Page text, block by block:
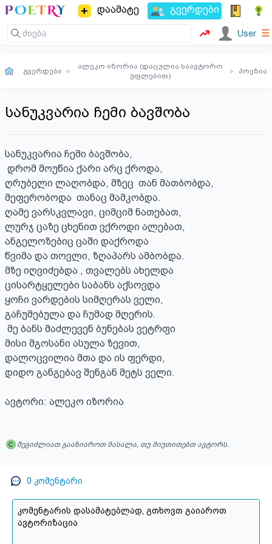
დაამატე გვერდები
User ☰
გვერდები ▸
ალეკო იზორია (დაცულია საავტორო
უფლებით)
▸ პოეზია
სანუკვარია ჩემი ბავშობა
სანუკვარია ჩემი ბავშობა,
ღრუბელი ლაღობდა, მზეც  თან მათბობდა,
მეფერობოდა  თანაც მამკობდა.
ღამე ვარსკვლავი, ციმციმ ნათებათ,
ლურჯ ცაზე ცხენით ვქროდი ალებათ,
ანგელოზებიც ცაში დაქროდა
წვიმა და თოვლი, ზღაპარს ამბობდა.
მზე იღვიძებდა , თვალებს ახელდა
ცისარტყელები საბანს აქსოვდა
ყოჩი ვარდების სიმღერას ველი,
გაჩუმებულა და ჩუმად მღერის.
მისი მგოსანი ასულა ზევით,
დალოცვილია მთა და ის ფერდი,
დიდო განგებავ შენგან მეტს ველი.
ავტორი: ალეკო იზორია
შეგიძლიათ გააზიაროთ მასალა, თუ მიუთითებთ ავტორს.
0 კომენტარი